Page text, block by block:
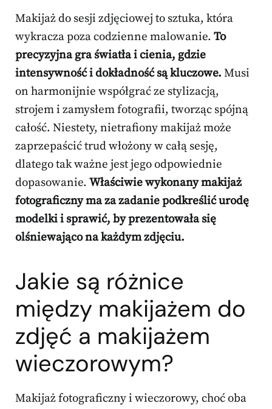
Makijaż do sesji zdjęciowej to sztuka, która
wykracza poza codzienne malowanie. To
precyzyjna gra światła i cienia, gdzie
intensywność i dokładność są kluczowe. Musi
on harmonijnie współgrać ze stylizacją,
strojem i zamysłem fotografii, tworząc spójną
całość. Niestety, nietrafiony makijaż może
zaprzepaścić trud włożony w całą sesję,
dlatego tak ważne jest jego odpowiednie
dopasowanie. Właściwie wykonany makijaż
fotograficzny ma za zadanie podkreślić urodę
modelki i sprawić, by prezentowała się
olśniewająco na każdym zdjęciu.
Jakie są różnice
między makijażem do
zdjęć a makijażem
wieczorowym?
Makijaż fotograficzny i wieczorowy, choć oba